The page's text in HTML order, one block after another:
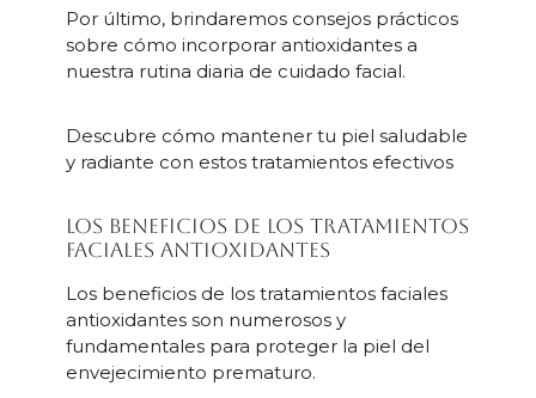
Por último, brindaremos consejos prácticos
sobre cómo incorporar antioxidantes a
nuestra rutina diaria de cuidado facial.
Descubre cómo mantener tu piel saludable
y radiante con estos tratamientos efectivos
Los beneficios de los tratamientos
faciales antioxidantes
Los beneficios de los tratamientos faciales
antioxidantes son numerosos y
fundamentales para proteger la piel del
envejecimiento prematuro.